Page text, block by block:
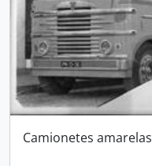
Camionetes amarelas